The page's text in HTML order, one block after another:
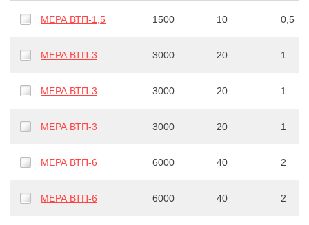
МЕРА ВТП-1,5 1500 10 0,5
МЕРА ВТП-3 3000 20 1
МЕРА ВТП-3 3000 20 1
МЕРА ВТП-3 3000 20 1
МЕРА ВТП-6 6000 40 2
МЕРА ВТП-6 6000 40 2